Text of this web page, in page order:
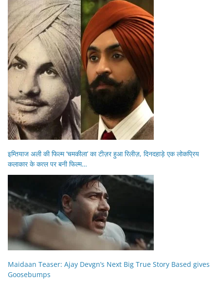
इम्तियाज अली की फिल्म ‘चमकीला’ का टीज़र हुआ रिलीज़, दिनदहाड़े एक लोकप्रिय
कलाकार के कत्ल पर बनी फिल्म…
Maidaan Teaser: Ajay Devgn’s Next Big True Story Based gives
Goosebumps